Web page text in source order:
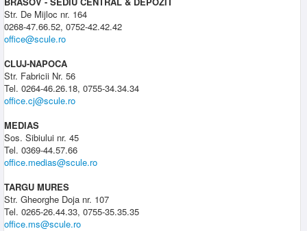
Str. De Mijloc nr. 164
0268-47.66.52, 0752-42.42.42
office@scule.ro
CLUJ-NAPOCA
Str. Fabricii Nr. 56
Tel. 0264-46.26.18, 0755-34.34.34
office.cj@scule.ro
MEDIAS
Sos. Sibiului nr. 45
Tel. 0369-44.57.66
office.medias@scule.ro
TARGU MURES
Str. Gheorghe Doja nr. 107
Tel. 0265-26.44.33, 0755-35.35.35
office.ms@scule.ro